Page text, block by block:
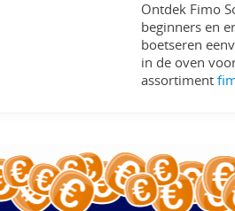
Ontdek Fimo
beginners en
boetseren
in de oven
assortiment